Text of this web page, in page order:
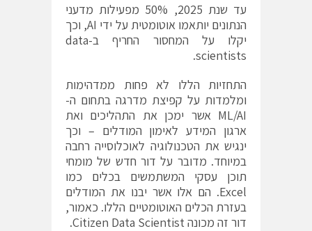
עד שנת 2025, 50% מפעילות מדעני
הנתונים יותאמו אוטומטית על ידי AI, וכך
יקלו על המחסור החריף ב-data
scientists.
התחזיות הללו לא פחות ממדהימות
ומלמדות על קפיצת מדרגה בתחום ה-
ML/AI אשר ימכן את התהליכים ואת
ארגון המידע לאימון המודלים – וכך
ינגיש את הטכנולוגיה לאוכלוסייה רחבה
במיוחד. מדובר על דור חדש של מומחי
תוכן עסקי המשתמשים בכלים כמו
Excel. הם אלו אשר יבנו את המודלים
בעזרת הכלים האוטומטיים הללו. כאמור,
דור זה מכונה Citizen Data Scientist.